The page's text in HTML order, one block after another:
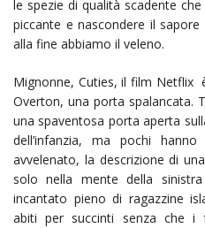
le spezie di qualità scadente
piccante e nascondere il
alla fine abbiamo il veleno.
Mignonne, Cuties, il film Netflix
Overton, una porta spalancata.
una spaventosa porta aperta
dell’infanzia, ma pochi
avvelenato, la descrizione di
solo nella mente della
incantato pieno di ragazzine
abiti per succinti senza che i